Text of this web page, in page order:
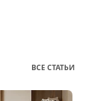
ВСЕ СТАТЬИ